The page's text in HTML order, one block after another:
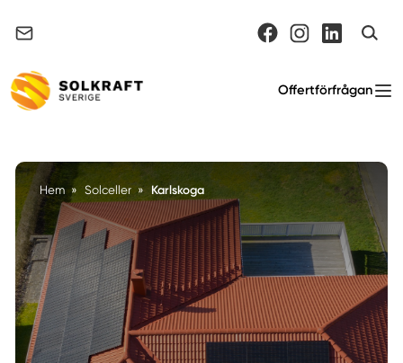
Offertförfrågan
Hem » Solceller » Karlskoga